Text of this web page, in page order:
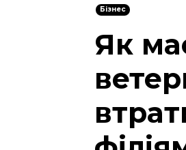
Бізнес
Як